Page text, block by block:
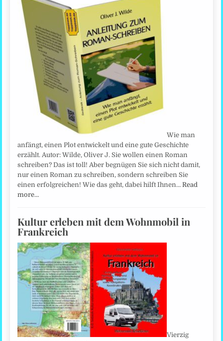
Wie man
anfängt, einen Plot entwickelt und eine gute Geschichte
erzählt. Autor: Wilde, Oliver J. Sie wollen einen Roman
schreiben? Das ist toll! Aber begnügen Sie sich nicht damit,
nur einen Roman zu schreiben, sondern schreiben Sie
einen erfolgreichen! Wie das geht, dabei hilft Ihnen…Read
more…
Kultur erleben mit dem Wohnmobil in
Frankreich
Vierzig